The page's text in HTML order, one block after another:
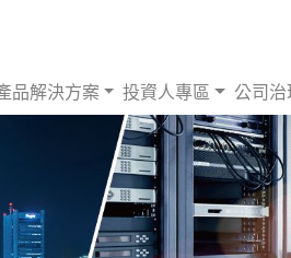
品解決方案 投資人專區 公司治